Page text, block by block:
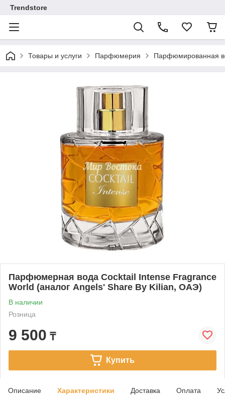
Trendstore
Товары и услуги Парфюмерия Парфюмированная
Парфюмерная вода Cocktail Intense Fragrance
World (аналог Angels' Share By Kilian, ОАЭ)
В наличии
Розница
9 500 ₸
Купить
Описание Характеристики Доставка Оплата